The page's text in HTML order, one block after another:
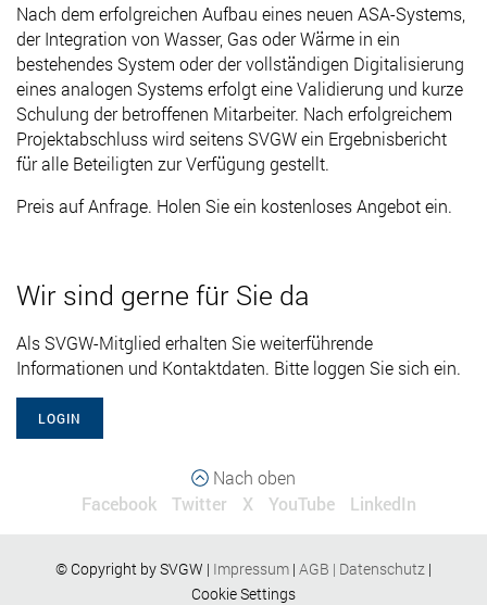
Nach dem erfolgreichen Aufbau eines neuen ASA-Systems,
der Integration von Wasser, Gas oder Wärme in ein
bestehendes System oder der vollständigen Digitalisierung
eines analogen Systems erfolgt eine Validierung und kurze
Schulung der betroffenen Mitarbeiter. Nach erfolgreichem
Projektabschluss wird seitens SVGW ein Ergebnisbericht
für alle Beteiligten zur Verfügung gestellt.
Preis auf Anfrage. Holen Sie ein kostenloses Angebot ein.
Wir sind gerne für Sie da
Als SVGW-Mitglied erhalten Sie weiterführende
Informationen und Kontaktdaten. Bitte loggen Sie sich ein.
LOGIN
Nach oben
Facebook
Twitter X YouTube LinkedIn
© Copyright by SVGW | Impressum | AGB | Datenschutz |
Cookie Settings